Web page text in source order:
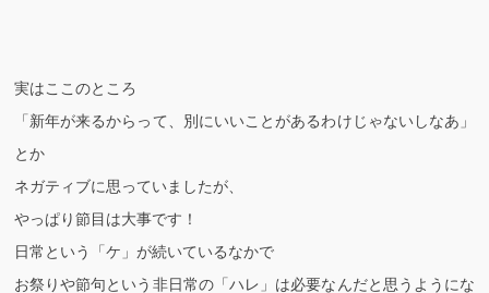
実はここのところ
「新年が来るからって、別にいいことがあるわけじゃないしなあ」
とか
ネガティブに思っていましたが、
やっぱり節目は大事です！
日常という「ケ」が続いているなかで
お祭りや節句という非日常の「ハレ」は必要なんだと思うようにな